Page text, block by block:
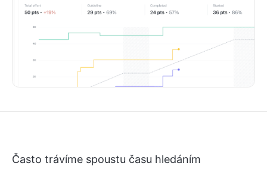
Často trávíme spoustu času hledáním